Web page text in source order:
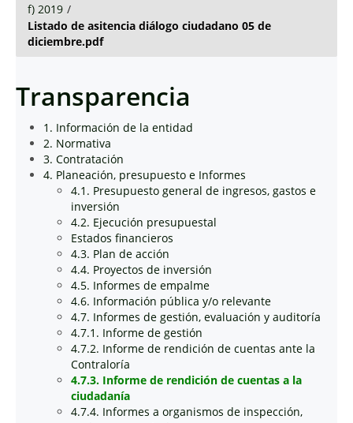
f) 2019 /
Listado de asitencia diálogo ciudadano 05 de
diciembre.pdf
Transparencia
1. Información de la entidad
2. Normativa
3. Contratación
4. Planeación, presupuesto e Informes
4.1. Presupuesto general de ingresos, gastos e
inversión
4.2. Ejecución presupuestal
Estados financieros
4.3. Plan de acción
4.4. Proyectos de inversión
4.5. Informes de empalme
4.6. Información pública y/o relevante
4.7. Informes de gestión, evaluación y auditoría
4.7.1. Informe de gestión
4.7.2. Informe de rendición de cuentas ante la
Contraloría
4.7.3. Informe de rendición de cuentas a la
ciudadanía
4.7.4. Informes a organismos de inspección,